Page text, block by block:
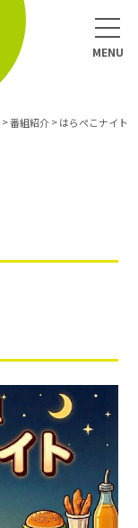
>番組紹介>はらぺこナイト